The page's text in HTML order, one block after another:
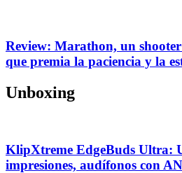
Review: Marathon, un
que premia la paciencia y la
Unboxing
KlipXtreme EdgeBuds Ultra:
impresiones, audífonos con